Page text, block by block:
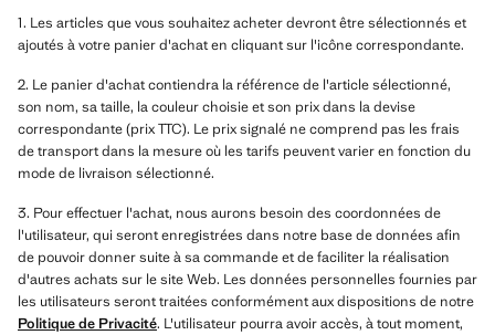
1. Les articles que vous souhaitez acheter devront être sélectionnés et
ajoutés à votre panier d'achat en cliquant sur l'icône correspondante.
2. Le panier d'achat contiendra la référence de l'article sélectionné,
son nom, sa taille, la couleur choisie et son prix dans la devise
correspondante (prix TTC). Le prix signalé ne comprend pas les frais
de transport dans la mesure où les tarifs peuvent varier en fonction du
mode de livraison sélectionné.
3. Pour effectuer l'achat, nous aurons besoin des coordonnées de
l'utilisateur, qui seront enregistrées dans notre base de données afin
de pouvoir donner suite à sa commande et de faciliter la réalisation
d'autres achats sur le site Web. Les données personnelles fournies par
les utilisateurs seront traitées conformément aux dispositions de notre
Politique de Privacité. L'utilisateur pourra avoir accès, à tout moment,